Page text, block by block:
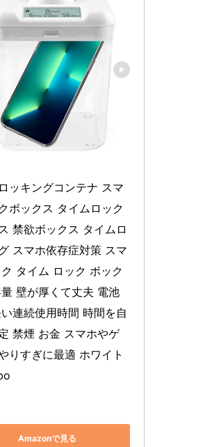
ッキングコンテナ スマ
ボックス タイムロック
禁欲ボックス タイムロ
スマホ依存症対策 スマ
タイム ロック ボック
壁が厚くて丈夫 電池
連続使用時間 時間を自
禁煙 お金 スマホやゲ
りすぎに最適 ホワイト
Amazonで見る